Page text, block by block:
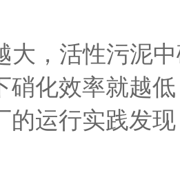
大，活性污泥
硝化效率就越
的运行实践发